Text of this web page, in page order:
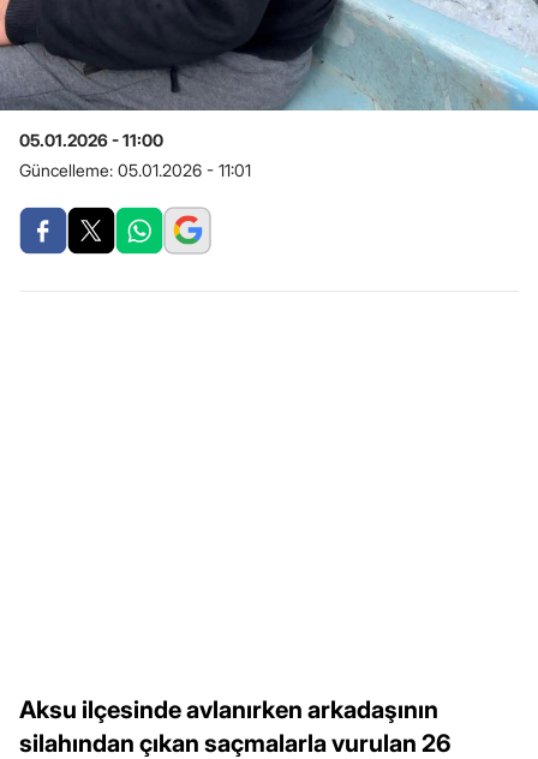
05.01.2026 - 11:00
Güncelleme: 05.01.2026 - 11:01
Aksu ilçesinde avlanırken arkadaşının
silahından çıkan saçmalarla vurulan 26